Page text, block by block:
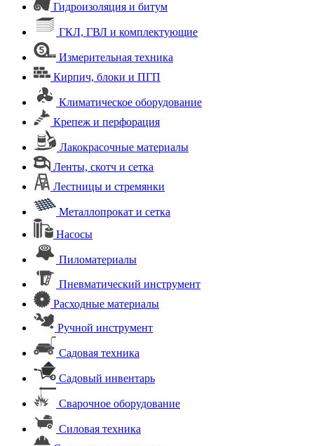
Гидроизоляция и битум
ГКЛ, ГВЛ и комплектующие
Измерительная техника
Кирпич, блоки и ПГП
Климатическое оборудование
Крепеж и перфорация
Лакокрасочные материалы
Ленты, скотч и сетка
Лестницы и стремянки
Металлопрокат и сетка
Насосы
Пиломатериалы
Пневматический инструмент
Расходные материалы
Ручной инструмент
Садовая техника
Садовый инвентарь
Сварочное оборудование
Силовая техника